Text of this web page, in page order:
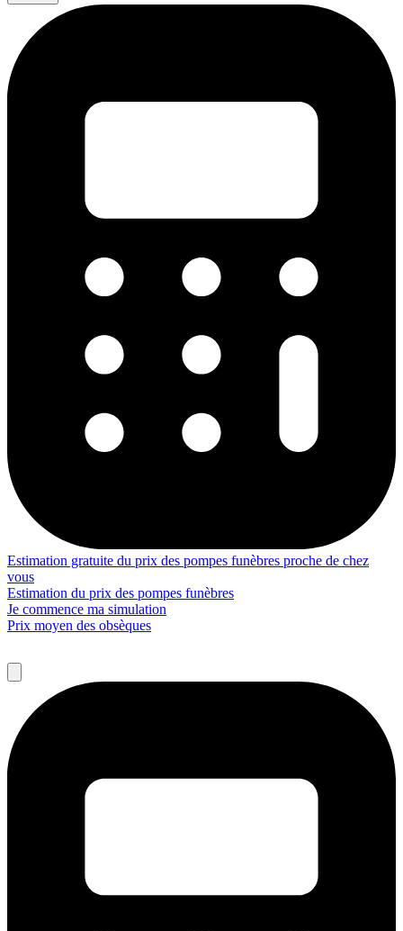
Estimation gratuite du prix des pompes funèbres proche de chez
vous
Estimation du prix des pompes funèbres
Je commence ma simulation
Prix moyen des obsèques